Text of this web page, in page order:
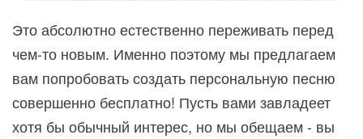
Это абсолютно естественно переживать перед
чем-то новым. Именно поэтому мы предлагаем
вам попробовать создать персональную песню
совершенно бесплатно! Пусть вами завладеет
хотя бы обычный интерес, но мы обещаем - вы